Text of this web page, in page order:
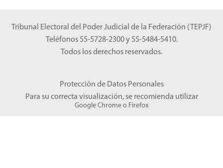
Tribunal Electoral del Poder Judicial de la Federación (TEPJF)
Teléfonos 55-5728-2300 y 55-5484-5410.
Todos los derechos reservados.
Protección de Datos Personales
Para su correcta visualización, se recomienda utilizar
Google Chrome o Firefox